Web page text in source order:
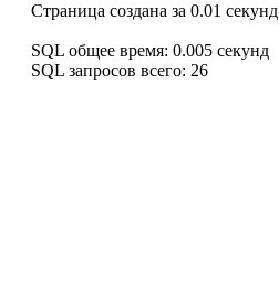
Страница создана за 0.01 секунд
SQL общее время: 0.005 секунд
SQL запросов всего: 26